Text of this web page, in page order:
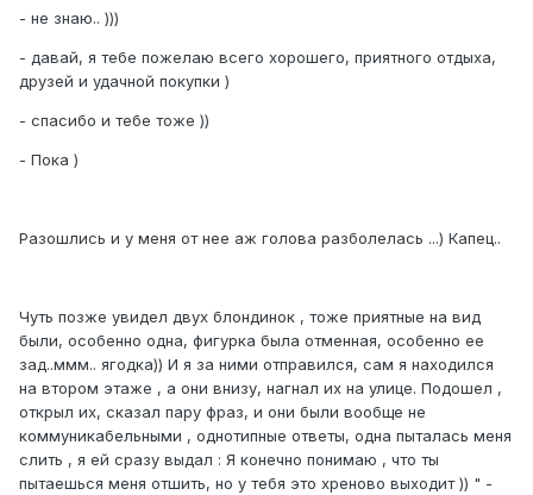
- не знаю.. )))
- давай, я тебе пожелаю всего хорошего, приятного отдыха,
друзей и удачной покупки )
- спасибо и тебе тоже ))
- Пока )
Разошлись и у меня от нее аж голова разболелась ...) Капец..
Чуть позже увидел двух блондинок , тоже приятные на вид
были, особенно одна, фигурка была отменная, особенно ее
зад..ммм.. ягодка)) И я за ними отправился, сам я находился
на втором этаже , а они внизу, нагнал их на улице. Подошел ,
открыл их, сказал пару фраз, и они были вообще не
коммуникабельными , однотипные ответы, одна пыталась меня
слить , я ей сразу выдал : Я конечно понимаю , что ты
пытаешься меня отшить, но у тебя это хреново выходит )) " -